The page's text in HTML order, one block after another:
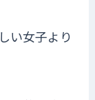
い女子より